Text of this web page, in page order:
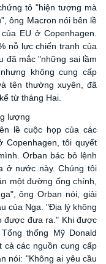
tỏ "hiện tượng mà
ông Macron nói bên lề
EU ở Copenhagen.
nỗ lực chiến tranh của
đã mắc "những sai lầm
không cung cấp
tên thường xuyên, đã
từ tháng Hai.
lượng
lề cuộc họp của các
Copenhagen, tôi quyết
Orban bác bỏ lệnh
ở nước này. Chúng tôi
một đường ống chính,
ông Orban nói, giải
của Nga. "Địa lý không
được đưa ra." Khi được
thống Mỹ Donald
cả các nguồn cung cấp
nói: "Không ai yêu cầu